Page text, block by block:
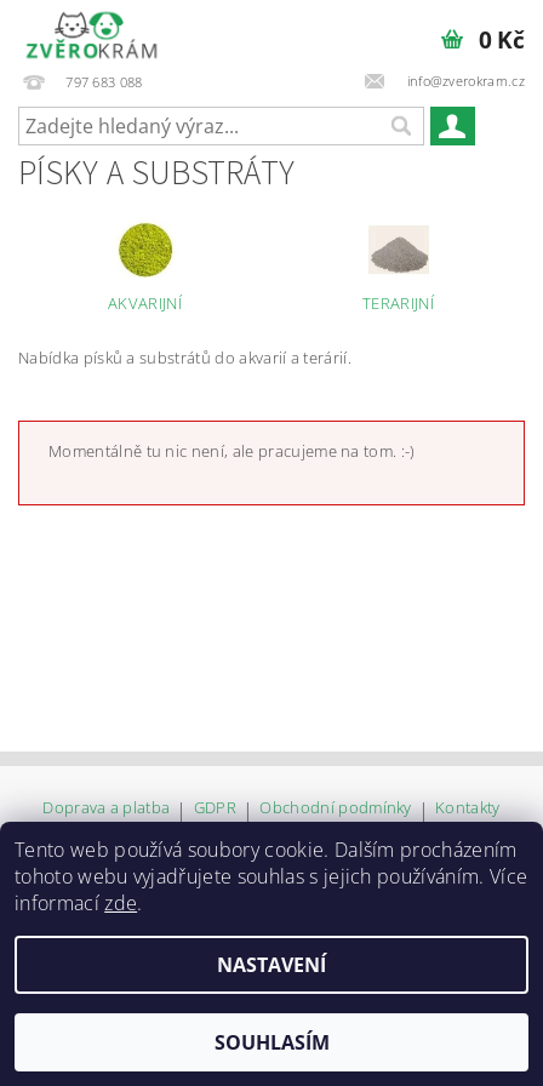
797 683 088 info@zverokram.cz
0 Kč
PÍSKY A SUBSTRÁTY
AKVARIJNÍ TERARIJNÍ
Nabídka písků a substrátů do akvarií a terárií.
Momentálně tu nic není, ale pracujeme na tom. :-)
Doprava a platba | GDPR | Obchodní podmínky | Kontakty
2026 © ZVĚROKRÁM , všechna práva vyhrazena
Vytvořil Shoptet
Tento web používá soubory cookie. Dalším procházením
tohoto webu vyjadřujete souhlas s jejich používáním. Více
informacízde.
NASTAVENÍ
SOUHLASÍM